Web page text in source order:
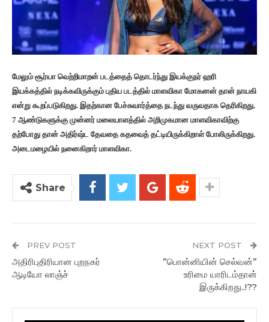
மேலும் சூர்யா வெற்றிமாறன் படத்தைத் தொடர்ந்து இயக்குநர் ஹரி
இயக்கத்தில் நடிக்கவிருக்கும் புதிய படத்தில் மாளவிகா மோகனன் தான் நாயகி
என்று கூறப்படுகிறது. இதற்கான பேச்சுவார்த்தை நடந்து வருவதாக தெரிகிறது.
7 ஆண்டுகளுக்கு முன்னர் மலையாளத்தில் அறிமுகமான மாளவிகாவிற்கு
தற்போது தான் அதிர்ஷ்ட தேவதை கதவைத் தட்டியிருக்கிறாள் போலிருக்கிறது.
அடைமழையில் நனைகிறார் மாளவிகா.
Share
PREV POST
அதிரிபுதிரியான புறநகர்
ஆடியோ லாஞ்ச்
NEXT POST
”பொன்னியின் செல்வன்”
உரிமை யாரிடம்தான்
இருக்கிறது..!??